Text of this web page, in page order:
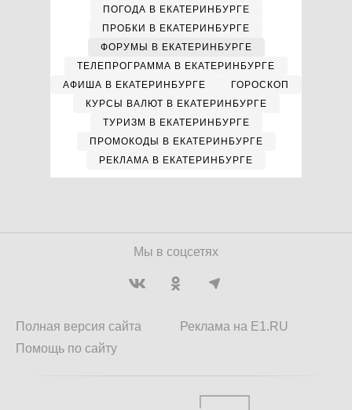
ПОГОДА В ЕКАТЕРИНБУРГЕ
ПРОБКИ В ЕКАТЕРИНБУРГЕ
ФОРУМЫ В ЕКАТЕРИНБУРГЕ
ТЕЛЕПРОГРАММА В ЕКАТЕРИНБУРГЕ
АФИША В ЕКАТЕРИНБУРГЕ
ГОРОСКОП
КУРСЫ ВАЛЮТ В ЕКАТЕРИНБУРГЕ
ТУРИЗМ В ЕКАТЕРИНБУРГЕ
ПРОМОКОДЫ В ЕКАТЕРИНБУРГЕ
РЕКЛАМА В ЕКАТЕРИНБУРГЕ
Мы в соцсетях
Полная версия сайта
Помощь по сайту
Реклама на E1.RU